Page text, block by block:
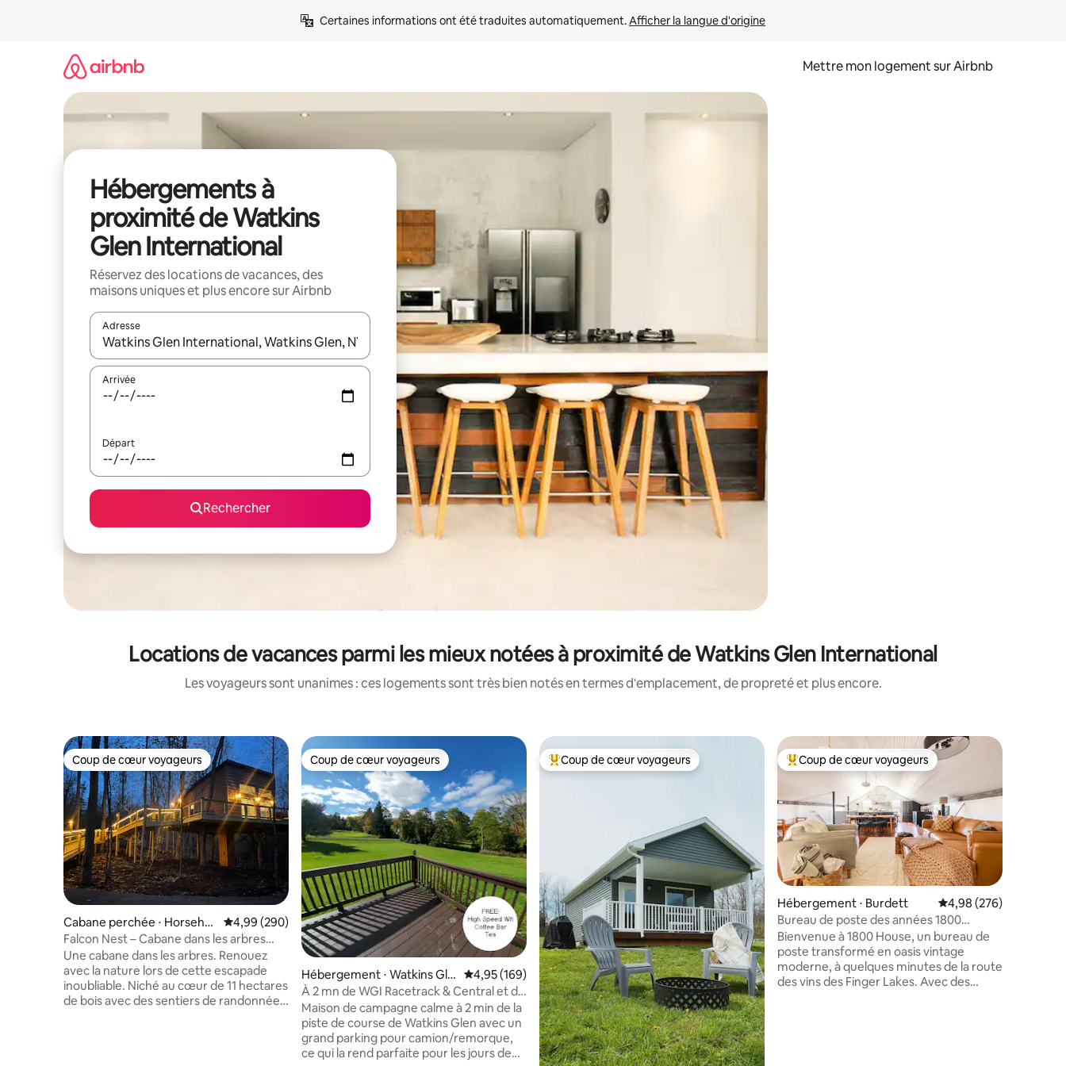
Certaines informations ont été traduites automatiquement. Afficher la langue d'origine
Mettre mon logement sur Airbnb
Hébergements à
proximité de Watkins
Glen International
Réservez des locations de vacances, des
maisons uniques et plus encore sur Airbnb
Adresse
Lorsque les résultats s'affichent, utilisez les flèches vers le haut et vers le bas pour les parcourir ou en appuyant et en faisant glisser.
Arrivée
Départ
Rechercher
Locations de vacances parmi les mieux notées à proximité de Watkins Glen International
Les voyageurs sont unanimes : ces logements sont très bien notés en termes d'emplacement, de propreté et plus encore.
Coup de cœur voyageurs
Coup de cœur voyageurs
Cabane perchée ⋅ Horsehe
ads
Évaluation moyenne sur la base de 290 commentaires : 4,99 sur 5
4,99 (290)
Falcon Nest – Cabane dans les arbres
isolée dans une forêt privée
Une cabane dans les arbres. Renouez
avec la nature lors de cette escapade
inoubliable. Niché au cœur de 11 hectares
de bois avec des sentiers de randonnée.
Coup de cœur voyageurs
Coup de cœur voyageurs
Hébergement ⋅ Watkins Gle
n
Évaluation moyenne sur la base de 169 commentaires : 4,95 sur 5
4,95 (169)
À 2 mn de WGI Racetrack & Central et de
FLX Wine Trail
Maison de campagne calme à 2 min de la
piste de course de Watkins Glen avec un
grand parking pour camion/remorque,
ce qui la rend parfaite pour les jours de
Coups de cœur voyageurs les plus appréciés
Coup de cœur voyageurs Coups de cœur voyageurs les plus appréciés
Coup de cœur voyageurs
Hébergement ⋅ Burdett Évaluation moyenne
4,98 (276)
Bureau de poste des années 1800
transformé en escapade de luxe pour les
couples
Bienvenue à 1800 House, un bureau de
poste transformé en oasis vintage
moderne, à quelques minutes de la route
des vins des Finger Lakes. Avec des